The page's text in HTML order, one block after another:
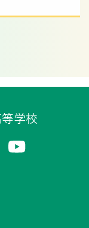
学校